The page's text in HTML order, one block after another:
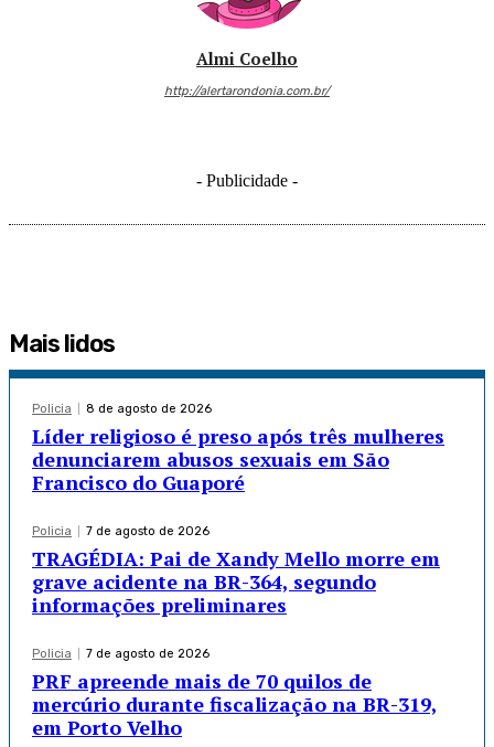
Almi Coelho
http://alertarondonia.com.br/
- Publicidade -
Mais lidos
Policia 8 de agosto de 2026
Líder religioso é preso após três mulheres
denunciarem abusos sexuais em São
Francisco do Guaporé
Policia 7 de agosto de 2026
TRAGÉDIA: Pai de Xandy Mello morre em
grave acidente na BR-364, segundo
informações preliminares
Policia 7 de agosto de 2026
PRF apreende mais de 70 quilos de
mercúrio durante fiscalização na BR-319,
em Porto Velho